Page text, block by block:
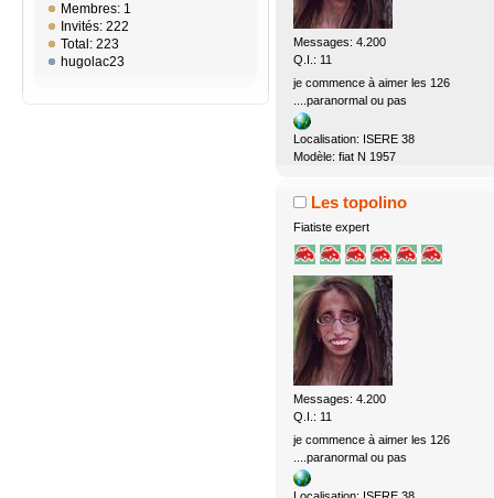
Membres: 1
Invités: 222
Total: 223
hugolac23
Messages: 4.200
Q.I.: 11
je commence à aimer les 126
....paranormal ou pas
Localisation: ISERE 38
Modèle: fiat N 1957
Les topolino
Fiatiste expert
Messages: 4.200
Q.I.: 11
je commence à aimer les 126
....paranormal ou pas